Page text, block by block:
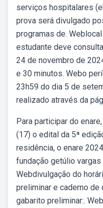
serviços hospitalares
prova será divulgado
programas de.
estudante deve
24 de novembro de
e 30 minutos. Webo
23h59 do dia 5 de
realizado através da
Para participar do
(17) o edital da 5ª
residência, o enare
fundação getúlio
Webdivulgação do
preliminar e caderno de
gabarito preliminar:.